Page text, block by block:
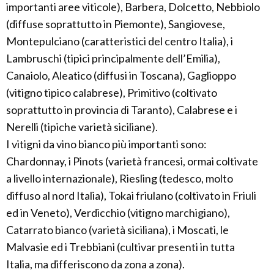
importanti aree viticole), Barbera, Dolcetto, Nebbiolo
(diffuse soprattutto in Piemonte), Sangiovese,
Montepulciano (caratteristici del centro Italia), i
Lambruschi (tipici principalmente dell’Emilia),
Canaiolo, Aleatico (diffusi in Toscana), Gaglioppo
(vitigno tipico calabrese), Primitivo (coltivato
soprattutto in provincia di Taranto), Calabrese e i
Nerelli (tipiche varietà siciliane).
I vitigni da vino bianco più importanti sono:
Chardonnay, i Pinots (varietà francesi, ormai coltivate
a livello internazionale), Riesling (tedesco, molto
diffuso al nord Italia), Tokai friulano (coltivato in Friuli
ed in Veneto), Verdicchio (vitigno marchigiano),
Catarrato bianco (varietà siciliana), i Moscati, le
Malvasie ed i Trebbiani (cultivar presenti in tutta
Italia, ma differiscono da zona a zona).